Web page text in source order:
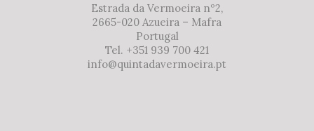
Estrada da Vermoeira nº2,
2665-020 Azueira – Mafra
Portugal
Tel. +351 939 700 421
info@quintadavermoeira.pt